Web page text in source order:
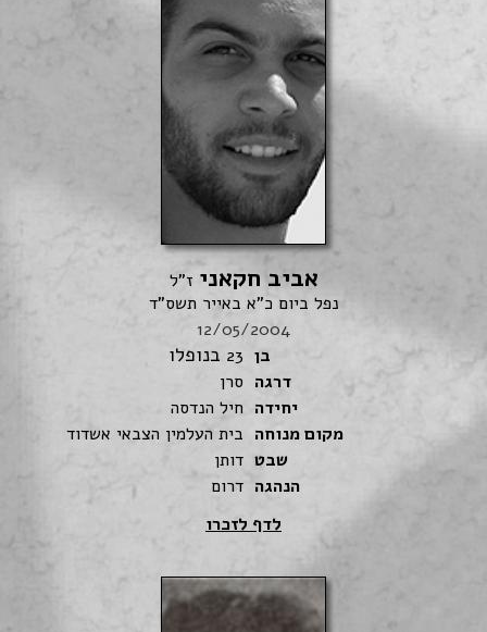
אביב חקאני ז"ל
נפל ביום כ"א באייר תשס"ד
12/05/2004
בן 23 בנופלו
דרגה סרן
יחידה חיל הנדסה
מקום מנוחה בית העלמין הצבאי אשדוד
שבט דותן
הנהגה דרום
לדף לזכרו